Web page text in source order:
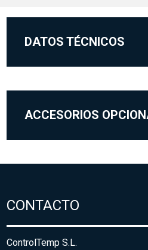
DATOS TÉCNICOS
ACCESORIOS
CONTACTO
ControlTemp S.L.